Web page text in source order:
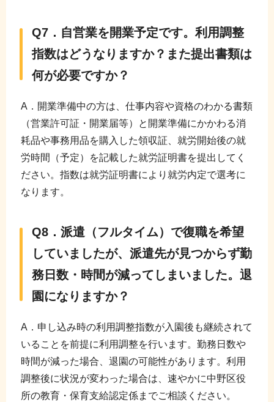
Q7．自営業を開業予定です。利用調整
指数はどうなりますか？また提出書類は
何が必要ですか？
A．開業準備中の方は、仕事内容や資格のわかる書類
（営業許可証・開業届等）と開業準備にかかわる消
耗品や事務用品を購入した領収証、就労開始後の就
労時間（予定）を記載した就労証明書を提出してく
ださい。指数は就労証明書により就労内定で選考に
なります。
Q8．派遣（フルタイム）で復職を希望
していましたが、派遣先が見つからず勤
務日数・時間が減ってしまいました。退
園になりますか？
A．申し込み時の利用調整指数が入園後も継続されて
いることを前提に利用調整を行います。勤務日数や
時間が減った場合、退園の可能性があります。利用
調整後に状況が変わった場合は、速やかに中野区役
所の教育・保育支給認定係までご相談ください。